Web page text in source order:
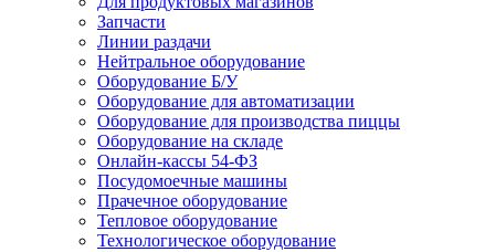
Запчасти
Линии раздачи
Нейтральное оборудование
Оборудование Б/У
Оборудование для автоматизации
Оборудование для производства пиццы
Оборудование на складе
Онлайн-кассы 54-ФЗ
Посудомоечные машины
Прачечное оборудование
Тепловое оборудование
Технологическое оборудование